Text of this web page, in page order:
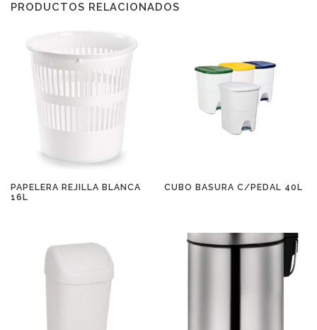
PRODUCTOS RELACIONADOS
PAPELERA REJILLA BLANCA
16L
CUBO BASURA C/PEDAL 40L